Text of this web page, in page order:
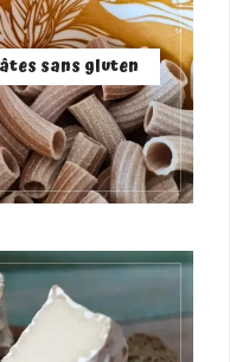
sans gluten